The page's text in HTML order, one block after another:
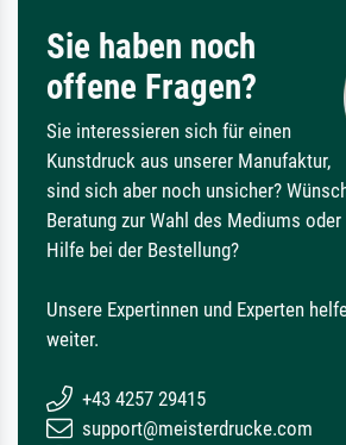
Sie haben noch
offene Fragen?
Sie interessieren sich für einen
Kunstdruck aus unserer Manufaktur,
sind sich aber noch unsicher?
Beratung zur Wahl des Mediums
Hilfe bei der Bestellung?
Unsere Expertinnen und Experten
weiter.
+43 4257 29415
support@meisterdrucke.com